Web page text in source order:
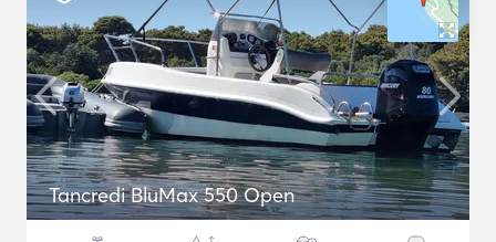
Tancredi BluMax 550 Open